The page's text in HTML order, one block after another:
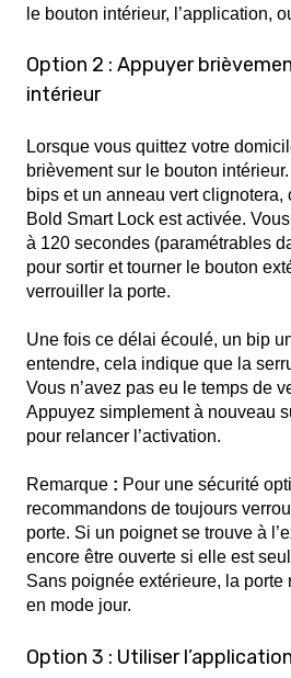
le bouton intérieur, l’application,
Option 2 : Appuyer
intérieur
Lorsque vous quittez votre
brièvement sur le bouton
bips et un anneau vert
Bold Smart Lock est activée.
à 120 secondes (paramétrables
pour sortir et tourner le bouton
verrouiller la porte.
Une fois ce délai écoulé, un bip
entendre, cela indique que la
Vous n’avez pas eu le temps de
Appuyez simplement à nouveau
pour relancer l’activation.
Remarque : Pour une sécurité
recommandons de toujours
porte. Si un poignet se trouve à
encore être ouverte si elle est
Sans poignée extérieure, la porte
en mode jour.
Option 3 : Utiliser